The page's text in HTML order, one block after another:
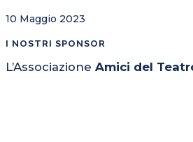
10 Maggio 2023
I NOSTRI SPONSOR
L’Associazione Amici del